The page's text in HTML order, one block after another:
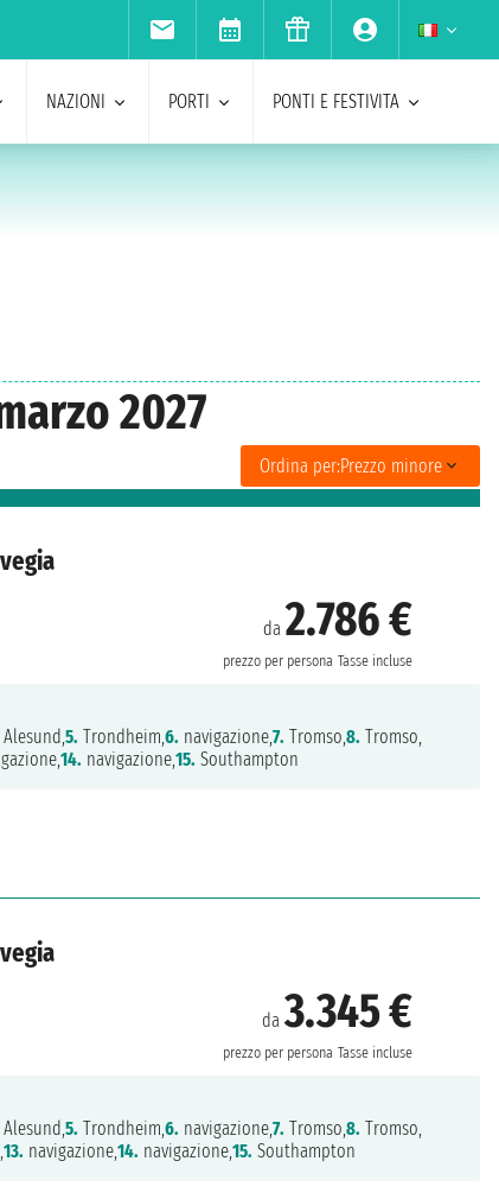
NAZIONI PORTI PONTI E FESTIVITA
2027
Ordina per:Prezzo minore
da2.786 €
prezzo per persona Tasse incluse
Alesund,5. Trondheim,6. navigazione,7. Tromso,8. Tromso,
14. navigazione,15. Southampton
da3.345 €
prezzo per persona Tasse incluse
Alesund,5. Trondheim,6. navigazione,7. Tromso,8. Tromso,
13. navigazione,14. navigazione,15. Southampton